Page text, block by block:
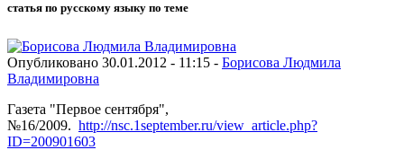
статья по русскому языку по теме
Опубликовано 30.01.2012 - 11:15 - Борисова Людмила
Владимировна
Газета "Первое сентября",
№16/2009. http://nsc.1september.ru/view_article.php?
ID=200901603